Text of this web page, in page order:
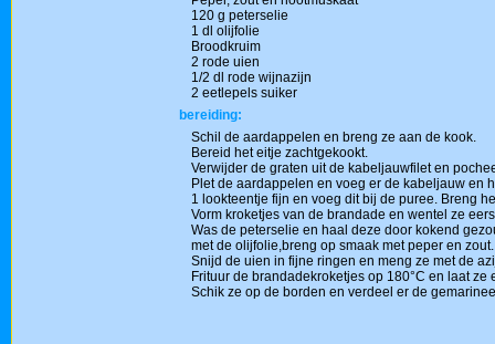
120 g peterselie
1 dl olijfolie
Broodkruim
2 rode uien
1/2 dl rode wijnazijn
2 eetlepels suiker
bereiding:
Schil de aardappelen en breng ze aan de kook.
Bereid het eitje zachtgekookt.
Verwijder de graten uit de kabeljauwfilet en
Plet de aardappelen en voeg er de kabeljauw en
1 lookteentje fijn en voeg dit bij de puree. Breng
Vorm kroketjes van de brandade en wentel ze
Was de peterselie en haal deze door kokend
met de olijfolie,breng op smaak met peper en zout.
Snijd de uien in fijne ringen en meng ze met de
Frituur de brandadekroketjes op 180°C en laat
Schik ze op de borden en verdeel er de